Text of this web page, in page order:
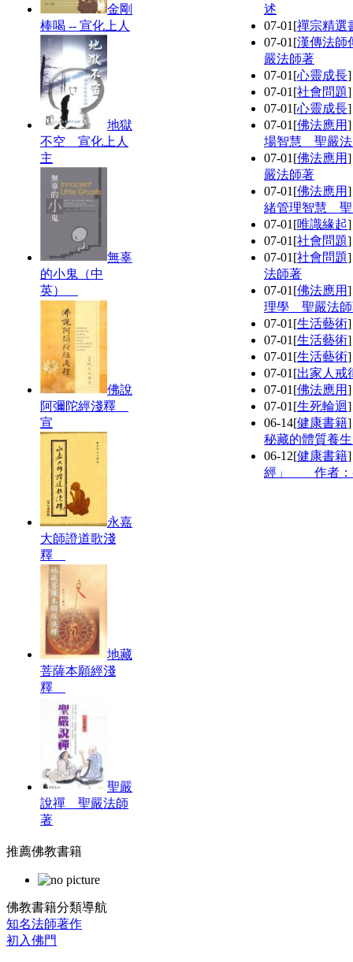
金剛
棒喝 -- 宣化上人
地獄
不空 宣化上人
主
無辜
的小鬼（中
英）
佛說
阿彌陀經淺釋
宣
永嘉
大師證道歌淺
釋
地藏
菩薩本願經淺
釋
聖嚴
說禪 聖嚴法師
著
述
07-01 [禪宗精選
07-01 [漢傳法師
嚴法師著
07-01 [心靈成長
07-01 [社會問題
07-01 [心靈成長
07-01 [佛法應用
場智慧 聖嚴
07-01 [佛法應用
嚴法師著
07-01 [佛法應用
緒管理智慧
07-01 [唯識緣起
07-01 [社會問題
07-01 [社會問題
法師著
07-01 [佛法應用
理學 聖嚴法
07-01 [生活藝術
07-01 [生活藝術
07-01 [生活藝術
07-01 [出家人戒
07-01 [佛法應用
07-01 [生死輪迴
06-14[健康書籍
秘藏的體質養
06-12[健康書籍
經」 作者：
推薦佛教書籍
佛教書籍分類導航
知名法師著作
初入佛門